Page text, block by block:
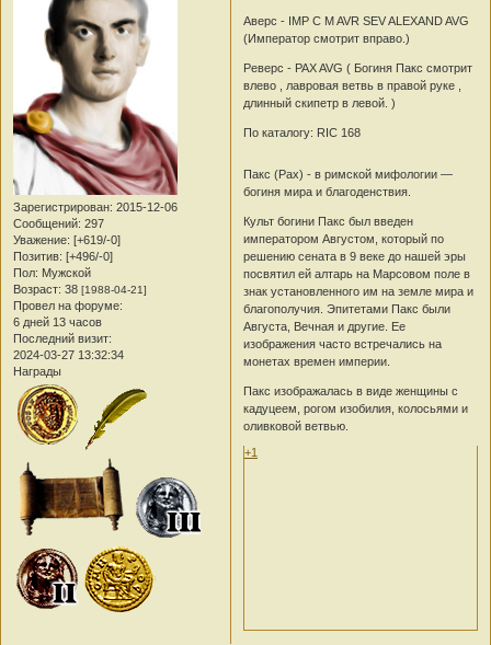
Зарегистрирован: 2015-12-06
Сообщений: 297
Уважение: [+619/-0]
Позитив: [+496/-0]
Пол: Мужской
Возраст: 38 [1988-04-21]
Провел на форуме:
6 дней 13 часов
Последний визит:
2024-03-27 13:32:34
Награды
Аверс - IMP C M AVR SEV ALEXAND AVG
(Император смотрит вправо.)
Реверс - PAX AVG ( Богиня Пакс смотрит
влево , лавровая ветвь в правой руке ,
длинный скипетр в левой. )
По каталогу: RIC 168
Пакс (Pax) - в римской мифологии —
богиня мира и благоденствия.
Культ богини Пакс был введен
императором Августом, который по
решению сената в 9 веке до нашей эры
посвятил ей алтарь на Марсовом поле в
знак установленного им на земле мира и
благополучия. Эпитетами Пакс были
Августа, Вечная и другие. Ее
изображения часто встречались на
монетах времен империи.
Пакс изоб­ражалась в виде женщины с
кадуцеем, рогом изобилия, колосьями и
оливковой ветвью.
+1